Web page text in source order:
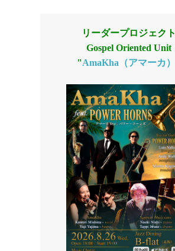
リーダープロジェクト
Gospel Oriented Unit
"AmaKha（アマーカ）